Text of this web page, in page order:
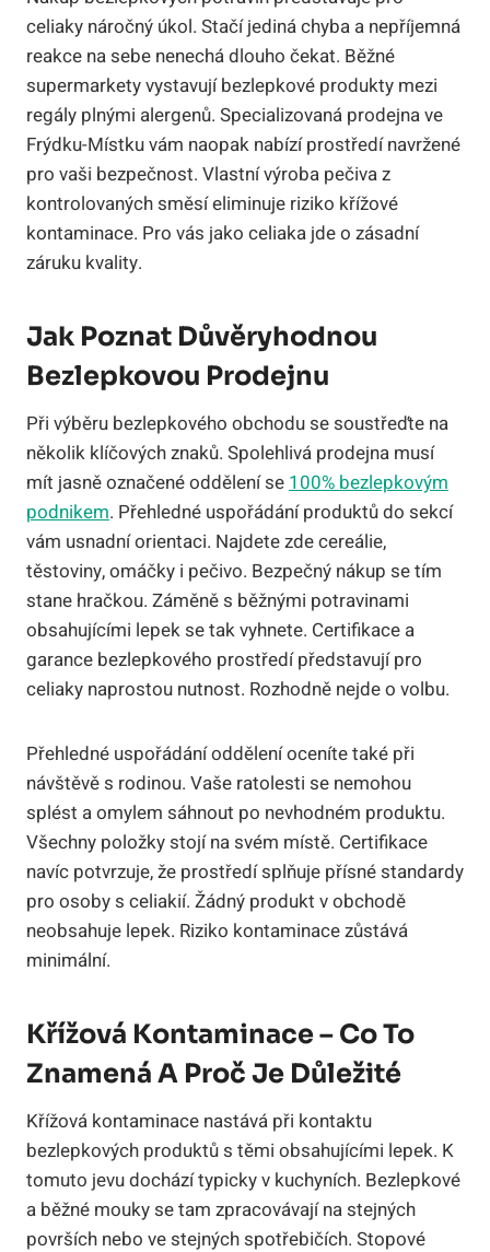
celiaky náročný úkol. Stačí jediná chyba a nepříjemná
reakce na sebe nenechá dlouho čekat. Běžné
supermarkety vystavují bezlepkové produkty mezi
regály plnými alergenů. Specializovaná prodejna ve
Frýdku-Místku vám naopak nabízí prostředí navržené
pro vaši bezpečnost. Vlastní výroba pečiva z
kontrolovaných směsí eliminuje riziko křížové
kontaminace. Pro vás jako celiaka jde o zásadní
záruku kvality.
Jak Poznat Důvěryhodnou
Bezlepkovou Prodejnu
Při výběru bezlepkového obchodu se soustřeďte na
několik klíčových znaků. Spolehlivá prodejna musí
mít jasně označené oddělení se100% bezlepkovým
podnikem. Přehledné uspořádání produktů do sekcí
vám usnadní orientaci. Najdete zde cereálie,
těstoviny, omáčky i pečivo. Bezpečný nákup se tím
stane hračkou. Záměně s běžnými potravinami
obsahujícími lepek se tak vyhnete. Certifikace a
garance bezlepkového prostředí představují pro
celiaky naprostou nutnost. Rozhodně nejde o volbu.
Přehledné uspořádání oddělení oceníte také při
návštěvě s rodinou. Vaše ratolesti se nemohou
splést a omylem sáhnout po nevhodném produktu.
Všechny položky stojí na svém místě. Certifikace
navíc potvrzuje, že prostředí splňuje přísné standardy
pro osoby s celiakií. Žádný produkt v obchodě
neobsahuje lepek. Riziko kontaminace zůstává
minimální.
Křížová Kontaminace – Co To
Znamená A Proč Je Důležité
Křížová kontaminace nastává při kontaktu
bezlepkových produktů s těmi obsahujícími lepek. K
tomuto jevu dochází typicky v kuchyních. Bezlepkové
a běžné mouky se tam zpracovávají na stejných
površích nebo ve stejných spotřebičích. Stopové